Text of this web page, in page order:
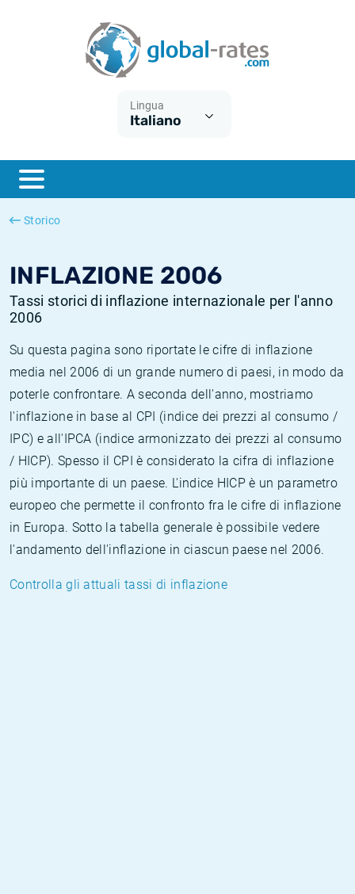
Lingua
Italiano
Storico
INFLAZIONE 2006
Tassi storici di inflazione internazionale per l'anno
2006
Su questa pagina sono riportate le cifre di inflazione
media nel 2006 di un grande numero di paesi, in modo da
poterle confrontare. A seconda dell'anno, mostriamo
l'inflazione in base al CPI (indice dei prezzi al consumo /
IPC) e all'IPCA (indice armonizzato dei prezzi al consumo
/ HICP). Spesso il CPI è considerato la cifra di inflazione
più importante di un paese. L'indice HICP è un parametro
europeo che permette il confronto fra le cifre di inflazione
in Europa. Sotto la tabella generale è possibile vedere
l'andamento dell'inflazione in ciascun paese nel 2006.
Controlla gli attuali tassi di inflazione
ESTER
SONIA
Cos'è l'inflazione CPI?
Cos'è l'inflazione HICP?
Inflazione Italia
Inflazione Stati Uniti
Tassi storici Euribor
Tassi storici di SONIA
Tassi storici di TONAR
Calcolatore dell’inflazione